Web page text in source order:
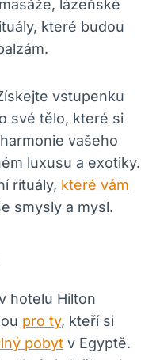
lázeňské
které budou
vstupenku
své tělo, které si
vašeho
luxusu a exotiky.
rituály, které vám
smysly a mysl.
hotelu Hilton
pro ty, kteří si
pobyt v Egyptě.